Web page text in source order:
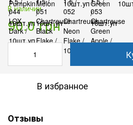
В наличии
90.0 грн
В избранное
Отзывы